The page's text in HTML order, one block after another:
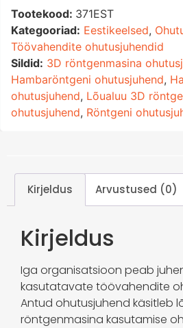
Tootekood: 371EST
Kategooriad: Eestikeelsed,
Töövahendite ohutusjuhendid
Sildid: 3D röntgenmasina
Hambaröntgeni ohutusjuhend,
ohutusjuhend, Lõualuu 3D
ohutusjuhend, Röntgeni
Kirjeldus Arvustused (0)
Kirjeldus
Iga organisatsioon peab
kasutatavate töövahendite
Antud ohutusjuhend käsitleb
röntgenmasina kasutamise